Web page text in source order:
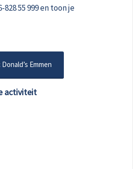
55 999 en toon je
Emmen
activiteit